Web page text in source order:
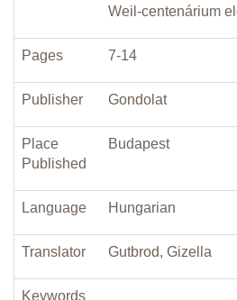
Weil-centenárium
Pages 7-14
Publisher Gondolat
Place
Published
Budapest
Language Hungarian
Translator Gutbrod, Gizella
Keywords